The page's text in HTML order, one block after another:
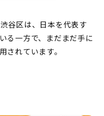
谷区は、日本を代表す
る一方で、まだまだ手に
されています。